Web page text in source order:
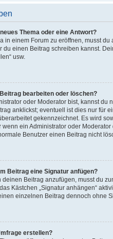
Thema oder eine Antwort?
in einem Forum zu eröffnen, musst
du einen Beitrag schreiben kannst.
usw.
bearbeiten oder löschen?
oder Moderator bist, kannst
anklickst; eventuell ist dies nur für
gekennzeichnet. Es wird
wenn ein Administrator oder
Benutzer einen Beitrag nicht
Beitrag eine Signatur anfügen?
deinen Beitrag anzufügen, musst du
Kästchen „Signatur anhängen“
einzelnen Beitrag dennoch ohne
erstellen?